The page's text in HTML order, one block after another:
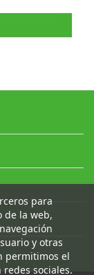
para
de la web,
y otras
permitimos el
sociales.